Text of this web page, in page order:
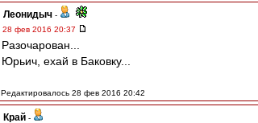
Леонидыч -
28 фев 2016 20:37
Разочарован...
Юрьич, ехай в Баковку...
Редактировалось 28 фев 2016 20:42
Край -